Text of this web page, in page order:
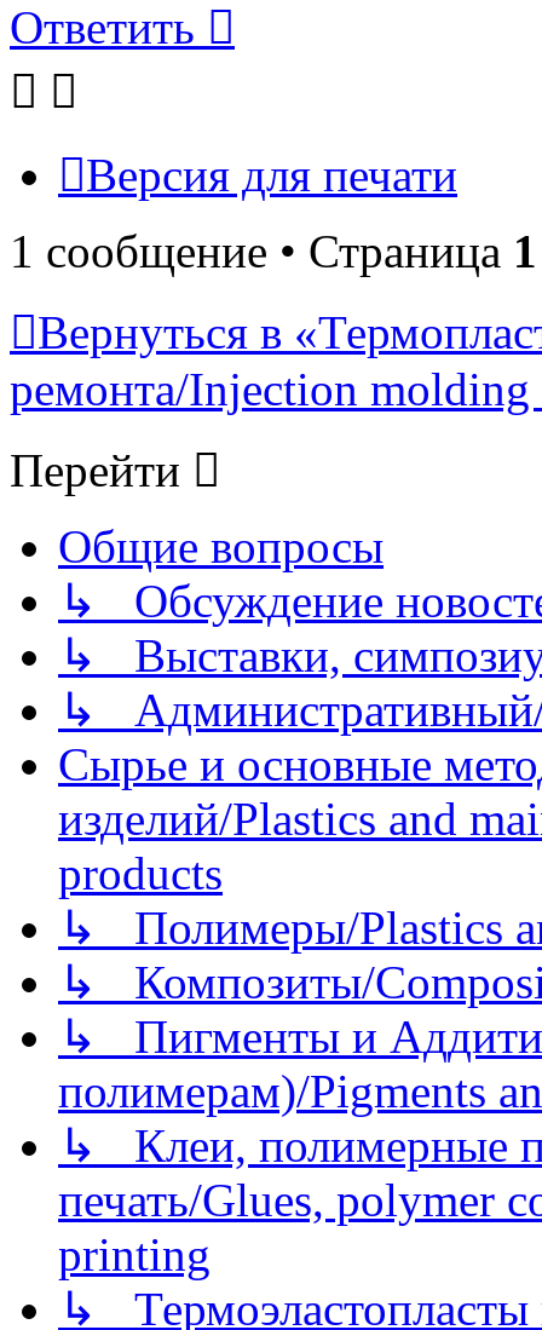
Ответить
Версия для печати
1 сообщение • Страница 1
Вернуться в
ремонта/Injection molding
Перейти
Общие вопросы
↳ Обсуждение
↳ Выставки,
↳
Сырье и основные
изделий/Plastics and
products
↳ Полимеры/Plastics
↳ Композиты/
↳ Пигменты и
полимерам)/Pigments
↳ Клеи, полимерные
печать/Glues, polymer
printing
↳